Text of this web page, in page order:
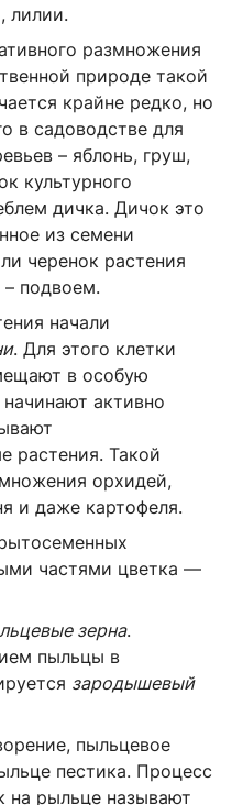
лилии.
размножения
природе такой
крайне редко, но
в садоводстве для
– яблонь, груш,
культурного
дичка. Дичок это
из семени
черенок растения
подвоем.
начали
. Для этого клетки
в особую
активно
растения. Такой
орхидей,
и даже картофеля.
частями цветка —
зерна.
пыльцы в
зародышевый
пыльцевое
пестика. Процесс
на рыльце называют